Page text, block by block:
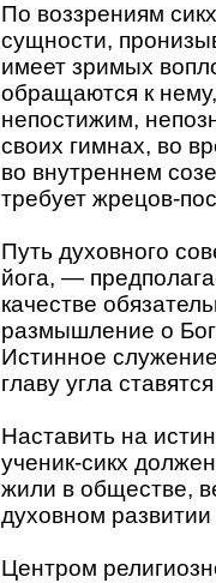
По воззрениям
сущности,
имеет зримых
обращаются к
непостижим,
своих гимнах, во
во внутреннем
требует жрецов-
Путь духовного
йога, —
качестве
размышление о
Истинное
главу угла
Наставить на
ученик-сикх
жили в обществе,
духовном
Центром